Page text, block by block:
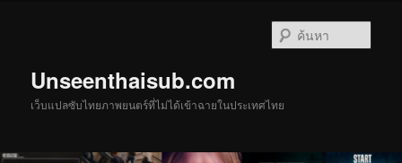
Unseenthaisub.com
เว็บแปลซับไทยภาพยนตร์ที่ไม่ได้เข้าฉายในประเทศไทย